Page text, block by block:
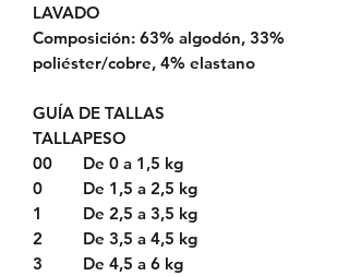
LAVADO
Composición: 63% algodón, 33%
poliéster/cobre, 4% elastano
GUÍA DE TALLAS
TALLAPESO
00
De 0 a 1,5 kg
0
De 1,5 a 2,5 kg
1
De 2,5 a 3,5 kg
2
De 3,5 a 4,5 kg
3
De 4,5 a 6 kg